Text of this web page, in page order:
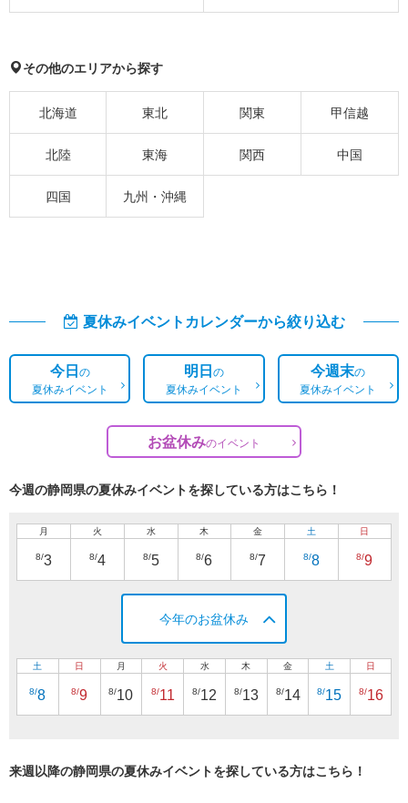
その他のエリアから探す
北海道 東北 関東 甲信越
北陸 東海 関西 中国
四国 九州・沖縄
夏休みイベントカレンダーから絞り込む
今日の
夏休みイベント
明日の
夏休みイベント
今週末の
夏休みイベント
お盆休みのイベント
今週の静岡県の夏休みイベントを探している方はこちら！
月
8/3
火
8/4
水
8/5
木
8/6
金
8/7
土
8/8
日
8/9
今年のお盆休み
土
8/8
日
8/9
月
8/10
火
8/11
水
8/12
木
8/13
金
8/14
土
8/15
日
8/16
来週以降の静岡県の夏休みイベントを探している方はこちら！